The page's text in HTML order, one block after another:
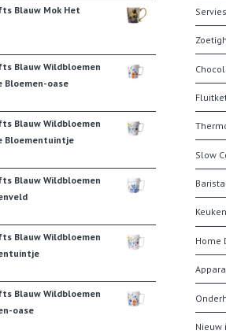
Blauw Mok Het
Blauw Wildbloemen
Bloemen-oase
Blauw Wildbloemen
Bloementuintje
Blauw Wildbloemen
Blauw Wildbloemen
Blauw Wildbloemen
oase
Servies
Slow
Home
Nieuw